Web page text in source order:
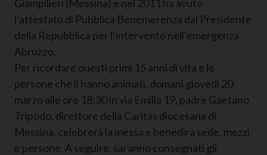
Giampilieri (Messina) e nel 2011 ha avuto
l’attestato di Pubblica Benemerenza dal Presidente
della Repubblica per l’intervento nell’emergenza
Abruzzo.
Per ricordare questi primi 15 anni di vita e le
persone che li hanno animati, domani giovedì 20
marzo alle ore 18:30 in via Emilia 19, padre Gaetano
Tripodo, direttore della Caritas diocesana di
Messina, celebrerà la messa e benedirà sede, mezzi
e persone. A seguire, saranno consegnati gli